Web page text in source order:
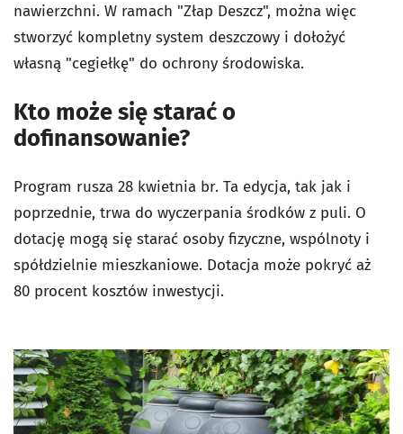
nawierzchni. W ramach "Złap Deszcz", można więc
stworzyć kompletny system deszczowy i dołożyć
własną "cegiełkę" do ochrony środowiska.
Kto może się starać o
dofinansowanie?
Program rusza 28 kwietnia br. Ta edycja, tak jak i
poprzednie, trwa do wyczerpania środków z puli. O
dotację mogą się starać osoby fizyczne, wspólnoty i
spółdzielnie mieszkaniowe. Dotacja może pokryć aż
80 procent kosztów inwestycji.